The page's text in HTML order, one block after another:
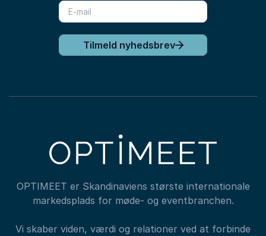
Tilmeld nyhedsbrev
OPTIMEET er Skandinaviens største internationale
markedsplads for møde- og eventbranchen.
Vi skaber viden, værdi og relationer ved at forbinde